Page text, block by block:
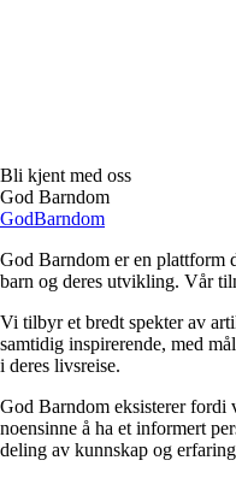
Bli kjent med oss
God Barndom
GodBarndom
God Barndom er en plattform
barn og deres utvikling. Vår
Vi tilbyr et bredt spekter av
samtidig inspirerende, med
i deres livsreise.
God Barndom eksisterer fordi
noensinne å ha et informert
deling av kunnskap og